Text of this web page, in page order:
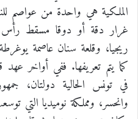
الملكية هي واحدة من عواصم
غرار دقة أو دوقا مسقط رأس
ريجيا، وقلعة سنان عاصمة
كما يتم تعريفها. ففي أواخر
في تونس الحالية دولتان،
وانحسر، ومملكة نوميديا التي